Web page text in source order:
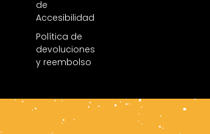
de
Accesibilidad
Política de
devoluciones
y reembolso